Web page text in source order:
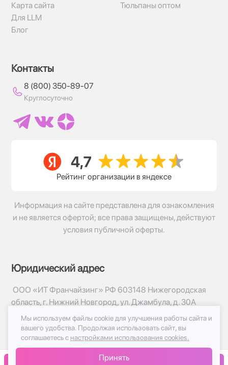
Карта сайта
Для LLM
Блог
Тюльпаны оптом
Контакты
8 (800) 350-89-07
Круглосуточно
Рейтинг организации в яндексе
Информация на сайте представлена для ознакомления
и не является офертой; все права защищены, действуют
условия публичной оферты.
Юридический адрес
ООО «ИТ Франчайзинг» РФ 603148 Нижегородская
область, г. Нижний Новгород, ул. Джамбула, д. 30А
© 2017-2026г, База Цветов 24.ру
Политика конфиденциальности
Публичная оферта
Мы используем файлы cookie для улучшения работы сайта и
вашего удобства. Продолжая использовать сайт, вы
соглашаетесь с настройками использования cookies.
Принять